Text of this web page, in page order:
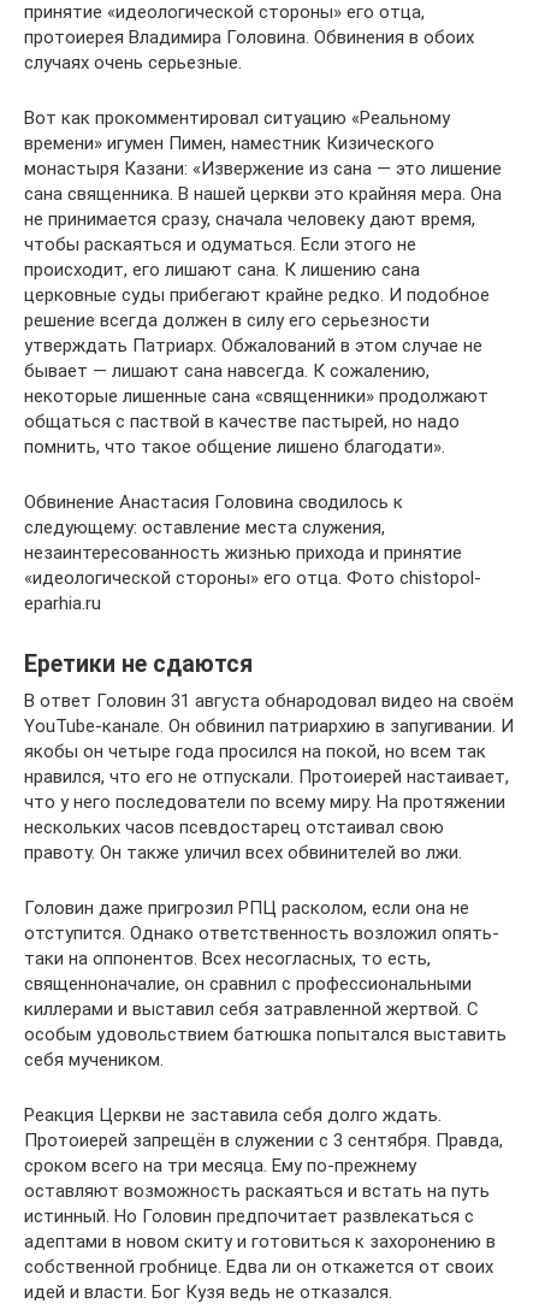
принятие «идеологической стороны» его отца,
протоиерея Владимира Головина. Обвинения в обоих
случаях очень серьезные.
Вот как прокомментировал ситуацию «Реальному
времени» игумен Пимен, наместник Кизического
монастыря Казани: «Извержение из сана — это лишение
сана священника. В нашей церкви это крайняя мера. Она
не принимается сразу, сначала человеку дают время,
чтобы раскаяться и одуматься. Если этого не
происходит, его лишают сана. К лишению сана
церковные суды прибегают крайне редко. И подобное
решение всегда должен в силу его серьезности
утверждать Патриарх. Обжалований в этом случае не
бывает — лишают сана навсегда. К сожалению,
некоторые лишенные сана «священники» продолжают
общаться с паствой в качестве пастырей, но надо
помнить, что такое общение лишено благодати».
Обвинение Анастасия Головина сводилось к
следующему: оставление места служения,
незаинтересованность жизнью прихода и принятие
«идеологической стороны» его отца. Фото chistopol-
eparhia.ru
Еретики не сдаются
В ответ Головин 31 августа обнародовал видео на своём
YouTube-канале. Он обвинил патриархию в запугивании. И
якобы он четыре года просился на покой, но всем так
нравился, что его не отпускали. Протоиерей настаивает,
что у него последователи по всему миру. На протяжении
нескольких часов псевдостарец отстаивал свою
правоту. Он также уличил всех обвинителей во лжи.
Головин даже пригрозил РПЦ расколом, если она не
отступится. Однако ответственность возложил опять-
таки на оппонентов. Всех несогласных, то есть,
священноначалие, он сравнил с профессиональными
киллерами и выставил себя затравленной жертвой. С
особым удовольствием батюшка попытался выставить
себя мучеником.
Реакция Церкви не заставила себя долго ждать.
Протоиерей запрещён в служении с 3 сентября. Правда,
сроком всего на три месяца. Ему по-прежнему
оставляют возможность раскаяться и встать на путь
истинный. Но Головин предпочитает развлекаться с
адептами в новом скиту и готовиться к захоронению в
собственной гробнице. Едва ли он откажется от своих
идей и власти. Бог Кузя ведь не отказался.